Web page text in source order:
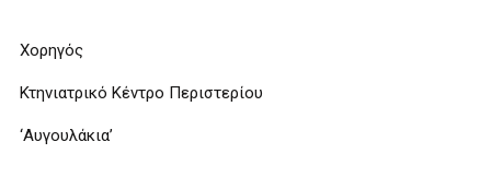
Χορηγός
Κτηνιατρικό Κέντρο Περιστερίου
‘Αυγουλάκια’